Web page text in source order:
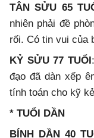
TÂN SỬU 65
nhiên phải đề
rối. Có tin vui của
KỶ SỬU 77 TUỔI
đạo đã dàn xếp
tính toán cho kỹ
* TUỔI DẦN
BÍNH DẦN 40